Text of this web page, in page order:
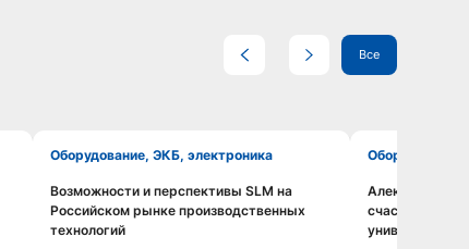
Все
Оборудование, ЭКБ, электроника
Смотреть видео
Возможности и перспективы SLM на
Российском рынке производственных
технологий
Алексей
счастья»,